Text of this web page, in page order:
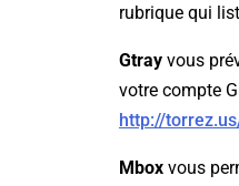
pendant 1 mois !
rubrique qui
Gtray vous
votre compte
http://
Mbox vous